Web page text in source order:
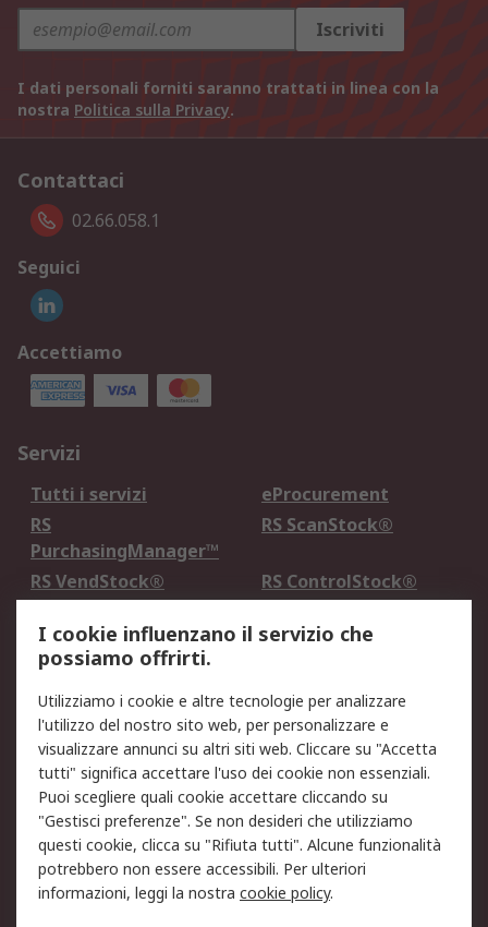
Iscriviti
I dati personali forniti saranno trattati in linea con la
nostra Politica sulla Privacy.
Contattaci
02.66.058.1
Seguici
Accettiamo
Servizi
Tutti i servizi
eProcurement
RS
PurchasingManager™
RS ScanStock®
RS VendStock®
RS ControlStock®
Legale
Informativa Cookie
Informativa Privacy -
Aggiornata
Email Security
Termini d'uso
Condizioni di vendita
Condizioni generali di
servizio
Etica e responsabilità
Chi Siamo
I cookie influenzano il servizio che
possiamo offrirti.
Utilizziamo i cookie e altre tecnologie per analizzare
l'utilizzo del nostro sito web, per personalizzare e
visualizzare annunci su altri siti web. Cliccare su "Accetta
tutti" significa accettare l'uso dei cookie non essenziali.
Puoi scegliere quali cookie accettare cliccando su
"Gestisci preferenze". Se non desideri che utilizziamo
questi cookie, clicca su "Rifiuta tutti". Alcune funzionalità
potrebbero non essere accessibili. Per ulteriori
informazioni, leggi la nostra cookie policy.